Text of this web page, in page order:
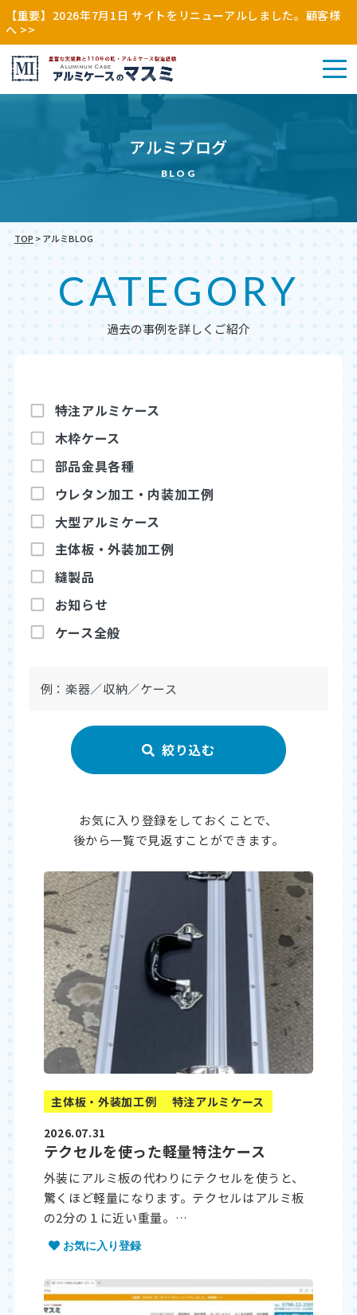
【重要】2026年7月1日 サイトをリニューアルしました。顧客様
へ >>
アルミブログ
お見積もり依頼
アル
ミケ
ース
（特
注）
その
（木
枠・
アルミブログ
BLOG
TOP >アルミBLOG
CATEGORY
過去の事例を詳しくご紹介
特注アルミケース
木枠ケース
部品金具各種
ウレタン加工・内装加工例
大型アルミケース
主体板・外装加工例
縫製品
お知らせ
ケース全般
お気に入り登録をしておくことで、
後から一覧で見返すことができます。
主体板・外装加工例
特注アルミケース
2026.07.31
テクセルを使った軽量特注ケース
外装にアルミ板の代わりにテクセルを使うと、
驚くほど軽量になります。テクセルはアルミ板
の2分の１に近い重量。…
お気に入り登録